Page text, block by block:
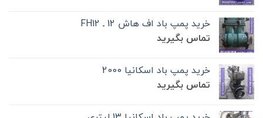
خرید پمپ باد اف هاش 12 ـ FH12
تماس بگیرید
خرید پمپ باد اسکانیا 2000
تماس بگیرید